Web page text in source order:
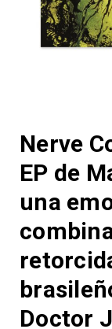
Nerve
EP de
una
Doctor